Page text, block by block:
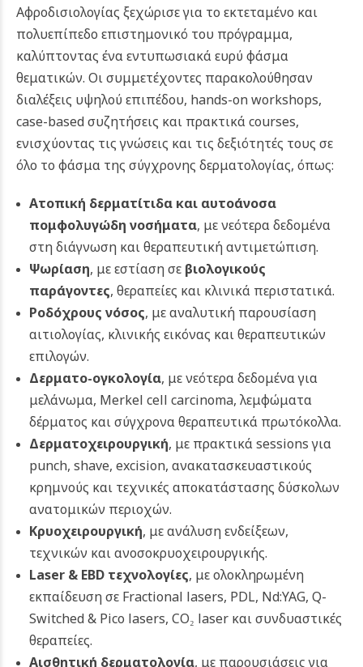
Αφροδισιολογίας ξεχώρισε για το εκτεταμένο και
πολυεπίπεδο επιστημονικό του πρόγραμμα,
καλύπτοντας ένα εντυπωσιακά ευρύ φάσμα
θεματικών. Οι συμμετέχοντες παρακολούθησαν
διαλέξεις υψηλού επιπέδου, hands-on workshops,
case-based συζητήσεις και πρακτικά courses,
ενισχύοντας τις γνώσεις και τις δεξιότητές τους σε
όλο το φάσμα της σύγχρονης δερματολογίας, όπως:
Ατοπική δερματίτιδακαι αυτοάνοσα
πομφολυγώδη νοσήματα, με νεότερα δεδομένα
στη διάγνωση και θεραπευτική αντιμετώπιση.
Ψωρίαση, με εστίαση σε βιολογικούς
παράγοντες, θεραπείες και κλινικά περιστατικά.
Ροδόχρους νόσος, με αναλυτική παρουσίαση
αιτιολογίας, κλινικής εικόνας και θεραπευτικών
επιλογών.
Δερματο-ογκολογία, με νεότερα δεδομένα για
μελάνωμα, Merkel cell carcinoma, λεμφώματα
δέρματος και σύγχρονα θεραπευτικά πρωτόκολλα.
Δερματοχειρουργική, με πρακτικά sessions για
punch, shave, excision, ανακατασκευαστικούς
κρημνούς και τεχνικές αποκατάστασης δύσκολων
ανατομικών περιοχών.
Κρυοχειρουργική, με ανάλυση ενδείξεων,
τεχνικών και ανοσοκρυοχειρουργικής.
Laser& EBD τεχνολογίες, με ολοκληρωμένη
εκπαίδευση σε Fractional lasers, PDL, Nd:YAG, Q-
Switched & Pico lasers, CO₂ laser και συνδυαστικές
θεραπείες.
Αισθητική δερματολογία, με παρουσιάσεις για